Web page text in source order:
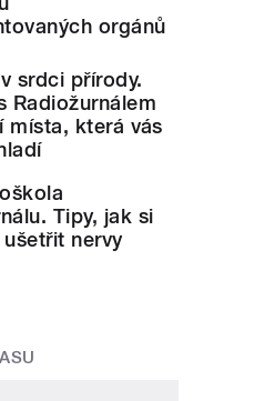
orgánů
srdci přírody.
Radiožurnálem
místa, která vás
Tipy, jak si
nervy